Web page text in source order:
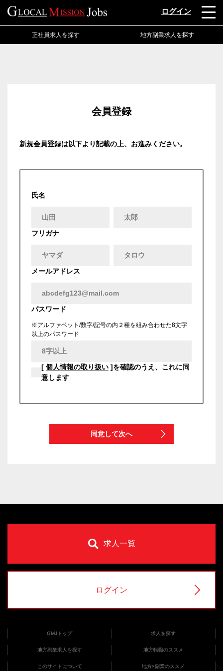
ログイン
正社員求人を探す 地方副業求人を探す
会員登録
新規会員登録は以下より記載の上、お進みください。
氏名
フリガナ
メールアドレス
パスワード
※アルファベット/数字/記号の内２種を組み合わせた8文字
以上のパスワード
[ 個人情報の取り扱い ]を確認のうえ、これに同
意します
同意して次へ
求人一覧
ログイン
GMJトップ 求人を探す
地方副業求人を探す 地方転職のススメ
このサイトについて 地方×副業のススメ